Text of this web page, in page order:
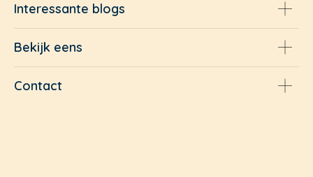
Interessante blogs
Bekijk eens
Contact